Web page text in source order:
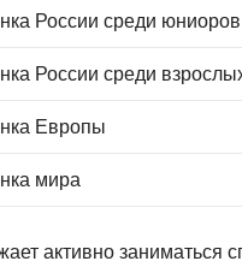
России среди юниоров
России среди
Европы
мира
активно заниматься